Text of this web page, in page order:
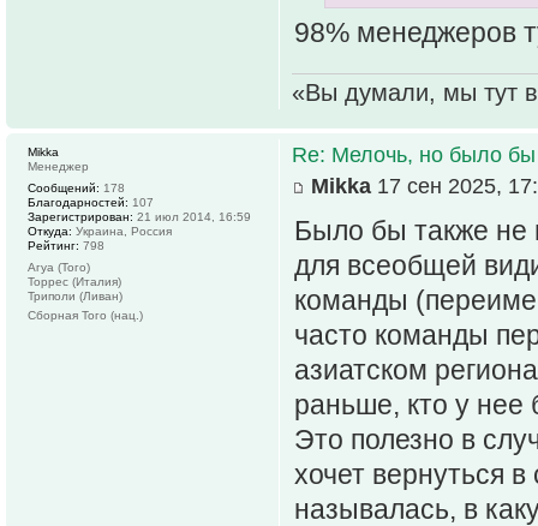
98% менеджеров
«Вы думали, мы тут
Re: Мелочь, но было бы
Mikka 17 сен 2025,
Было бы также не
для всеобщей
команды
часто команды
азиатском
раньше, кто у
Это полезно в
хочет вернуться
называлась, в
Mikka
Менеджер
Сообщений: 178
Благодарностей: 107
Зарегистрирован: 21 июл 2014, 16:59
Откуда: Украина, Россия
Рейтинг: 798
Агуа (Того)
Торрес (Италия)
Триполи (Ливан)
Сборная Того (нац.)